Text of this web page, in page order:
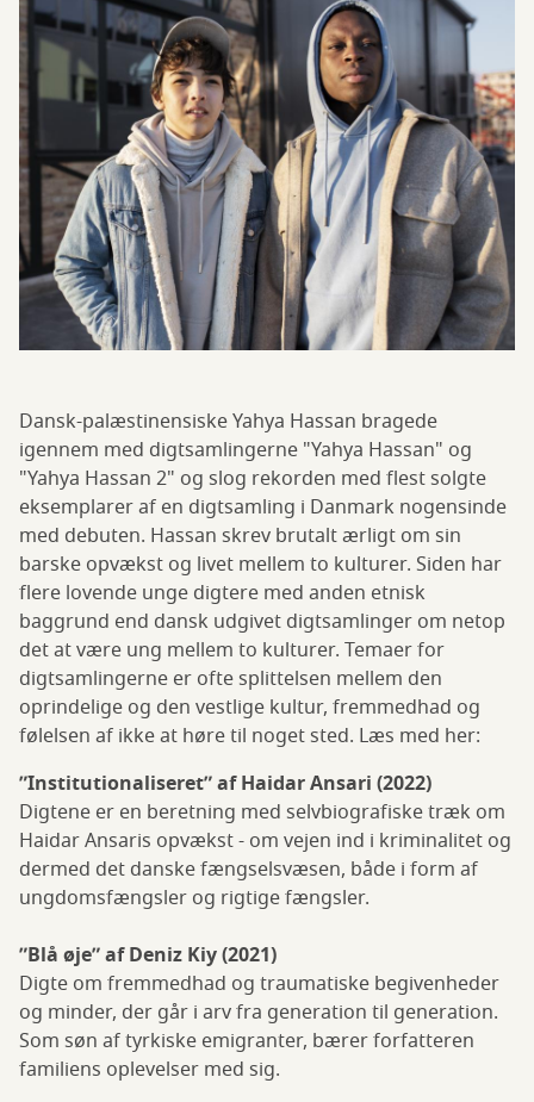
Dansk-palæstinensiske Yahya Hassan bragede
igennem med digtsamlingerne "Yahya Hassan" og
"Yahya Hassan 2" og slog rekorden med flest solgte
eksemplarer af en digtsamling i Danmark nogensinde
med debuten. Hassan skrev brutalt ærligt om sin
barske opvækst og livet mellem to kulturer. Siden har
flere lovende unge digtere med anden etnisk
baggrund end dansk udgivet digtsamlinger om netop
det at være ung mellem to kulturer. Temaer for
digtsamlingerne er ofte splittelsen mellem den
oprindelige og den vestlige kultur, fremmedhad og
følelsen af ikke at høre til noget sted. Læs med her:
”Institutionaliseret” af Haidar Ansari (2022)
Digtene er en beretning med selvbiografiske træk om
Haidar Ansaris opvækst - om vejen ind i kriminalitet og
dermed det danske fængselsvæsen, både i form af
ungdomsfængsler og rigtige fængsler.
”Blå øje” af Deniz Kiy (2021)
Digte om fremmedhad og traumatiske begivenheder
og minder, der går i arv fra generation til generation.
Som søn af tyrkiske emigranter, bærer forfatteren
familiens oplevelser med sig.